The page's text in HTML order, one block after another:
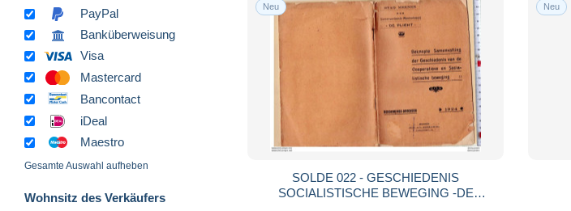
PayPal
Banküberweisung
Visa
Mastercard
Bancontact
iDeal
Maestro
Gesamte Auswahl aufheben
Wohnsitz des Verkäufers
Neu
SOLDE 022 - GESCHIEDENIS
SOCIALISTISCHE BEWEGING -DE
Neu